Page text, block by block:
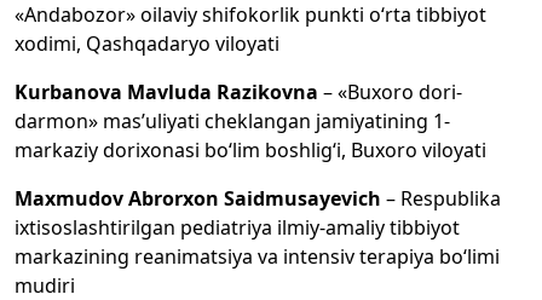
«Andabozor» oilaviy shifokorlik punkti o‘rta tibbiyot
xodimi, Qashqadaryo viloyati
Kurbanova Mavluda Razikovna – «Buxoro dori-
darmon» mas’uliyati cheklangan jamiyatining 1-
markaziy dorixonasi bo‘lim boshlig‘i, Buxoro viloyati
Maxmudov Abrorxon Saidmusayevich – Respublika
ixtisoslashtirilgan pediatriya ilmiy-amaliy tibbiyot
markazining reanimatsiya va intensiv terapiya bo‘limi
mudiri